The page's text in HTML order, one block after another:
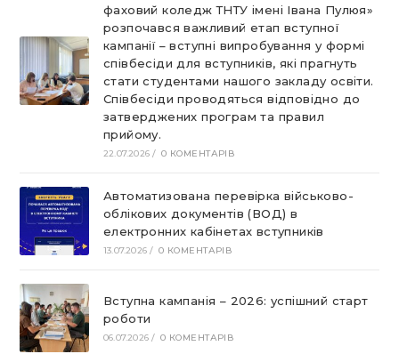
фаховий коледж ТНТУ імені Івана Пулюя»
розпочався важливий етап вступної
кампанії – вступні випробування у формі
співбесіди для вступників, які прагнуть
стати студентами нашого закладу освіти.
Співбесіди проводяться відповідно до
затверджених програм та правил
прийому.
22.07.2026 / 0 КОМЕНТАРІВ
Автоматизована перевірка військово-
облікових документів (ВОД) в
електронних кабінетах вступників
13.07.2026 / 0 КОМЕНТАРІВ
Вступна кампанія – 2026: успішний старт
роботи
06.07.2026 / 0 КОМЕНТАРІВ